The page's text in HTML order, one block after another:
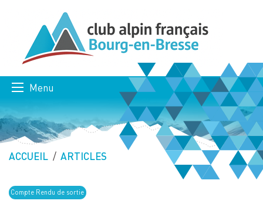
Menu
ACCUEIL ARTICLES
Compte Rendu de sortie